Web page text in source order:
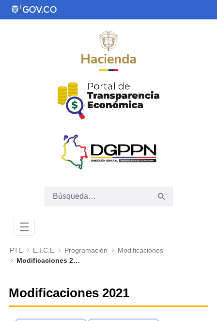
Saltar al contenido principal
PTE E.I.C.E Programación
Modificaciones
Modificaciones 2021
Modificaciones 2021